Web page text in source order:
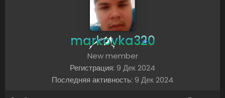
markovka320
New member
Регистрация 9 Дек 2024
Последняя активность 9 Дек 2024